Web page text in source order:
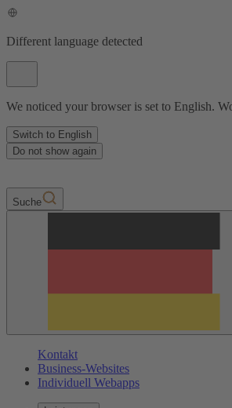
Different language detected
We noticed your browser is set to English.
Switch to English
Do not show again
Suche
Kontakt
Business-Websites
Individuell Webapps